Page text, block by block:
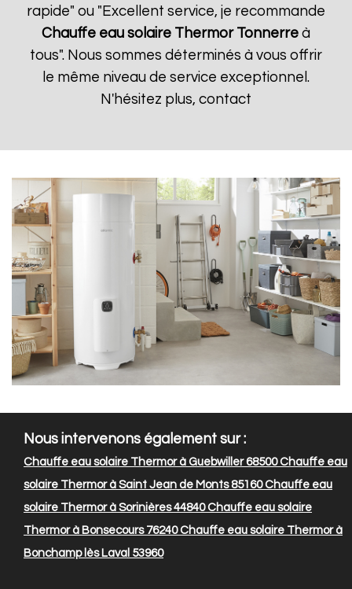
rapide" ou "Excellent service, je recommande
Chauffe eau solaire Thermor Tonnerreà
tous". Nous sommes déterminés à vous offrir
le même niveau de service exceptionnel.
N'hésitez plus, contact
Nous intervenons également sur :
Chauffe eau solaire Thermor à Guebwiller 68500Chauffe eau
solaire Thermor à Saint Jean de Monts 85160Chauffe eau
solaire Thermor à Sorinières 44840Chauffe eau solaire
Thermor à Bonsecours 76240Chauffe eau solaire Thermor à
Bonchamp lès Laval 53960